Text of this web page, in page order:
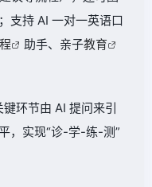
支持 AI 一对一英语口
助手、亲子教育
环节由 AI 提问来引
，实现“诊-学-练-测”